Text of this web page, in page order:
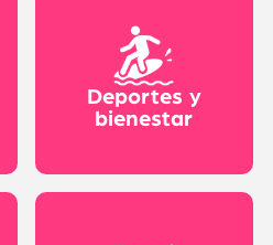
Deportes y
bienestar